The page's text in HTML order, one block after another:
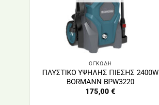
ΟΓΚΩΔΗ
ΠΛΥΣΤΙΚΟ ΥΨΗΛΗΣ ΠΙΕΣΗΣ 2400W
BORMANN BPW3220
175,00 €